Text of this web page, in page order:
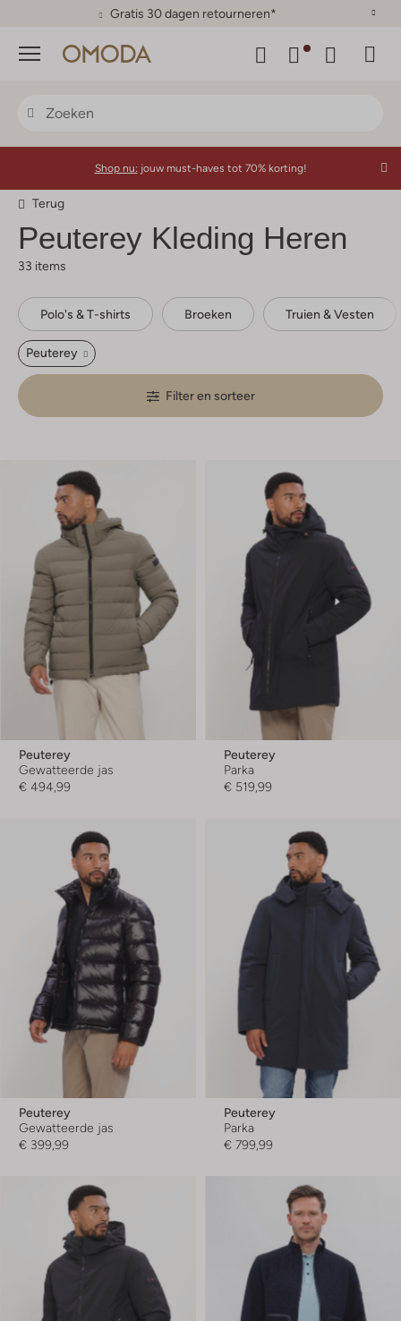
Gratis 30 dagen retourneren*
Menu
Shop nu: jouw must-haves tot 70% korting!
Terug
Peuterey Kleding Heren
33 items
Polo's & T-shirts Broeken Truien & Vesten
Peuterey
Filter en sorteer
Peuterey
Gewatteerde jas
€ 494,99
Peuterey
Parka
€ 519,99
Peuterey
Gewatteerde jas
€ 399,99
Peuterey
Parka
€ 799,99